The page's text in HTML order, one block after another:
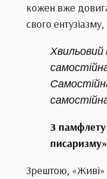
кожен вже
свого
Хвильовий
З
Зрештою, «Живі»